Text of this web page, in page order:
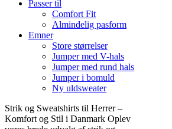
Passer til
Comfort Fit
Almindelig pasform
Emner
Store størrelser
Jumper med V-hals
Jumper med rund hals
Jumper i bomuld
Ny uldsweater
Strik og Sweatshirts til Herrer –
Komfort og Stil i Danmark Oplev